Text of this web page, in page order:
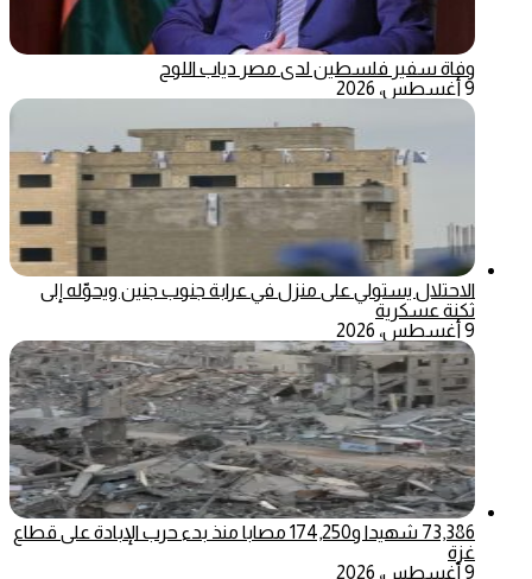
وفاة سفير فلسطين لدى مصر دياب اللوح
9 أغسطس، 2026
الاحتلال يستولي على منزل في عرابة جنوب جنين ويحوّله إلى
ثكنة عسكرية
9 أغسطس، 2026
73,386 شهيدا و174,250 مصابا منذ بدء حرب الإبادة على قطاع
غزة
9 أغسطس، 2026